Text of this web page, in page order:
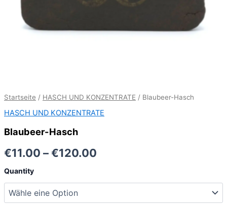
Startseite / HASCH UND KONZENTRATE / Blaubeer-Hasch
HASCH UND KONZENTRATE
Blaubeer-Hasch
€11.00 –€120.00
Quantity